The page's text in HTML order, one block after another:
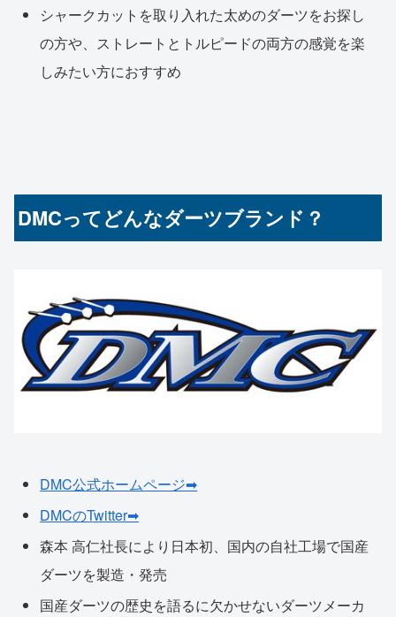
シャークカットを取り入れた太めのダーツをお探し
の方や、ストレートとトルピードの両方の感覚を楽
しみたい方におすすめ
DMCってどんなダーツブランド？
DMC公式ホームページ➡
DMCのTwitter➡
森本 高仁社長により日本初、国内の自社工場で国産
ダーツを製造・発売
国産ダーツの歴史を語るに欠かせないダーツメーカ